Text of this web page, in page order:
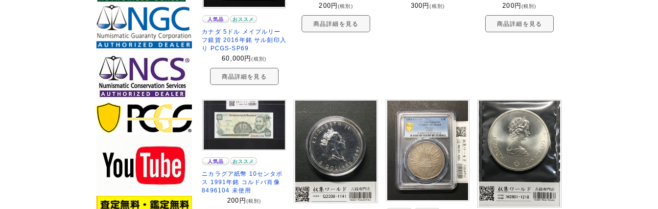
人気品 おススメ
カナダ 5ドル メイプルリー
フ銀貨 2016年銘 サル刻印入
り PCGS-SP69
60,000 円(税別)
商品詳細を見る
200 円(税別)
商品詳細を見る
300 円(税別) 200 円 (税別)
商品詳細を見る
人気品 おススメ
ニカラグア紙幣 10センタボ
ス 1991年銘 コルドバ肖像
8496104 未使用
200 円 (税別)